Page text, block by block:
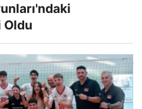
Oldu